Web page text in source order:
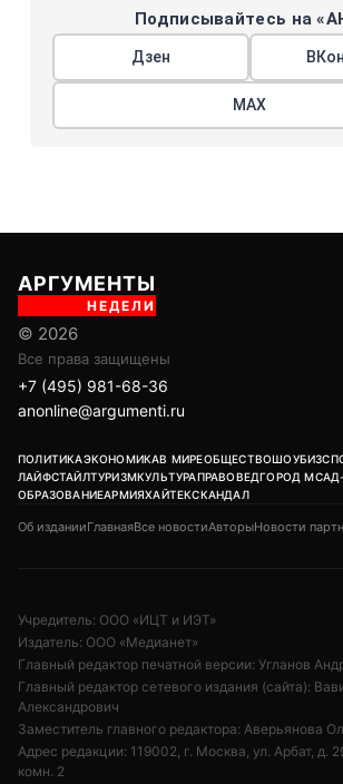
Подписывайтесь на
Дзен
МАХ
АРГУМЕНТЫ
НЕДЕЛИ
© 2026
Все права защищены
+7 (495) 981-68-36
anonline@argumenti.ru
ПОЛИТИКАЭКОНОМИКАВ МИРЕОБЩЕСТВОШОУБИЗ
ЛАЙФСТАЙЛТУРИЗМКУЛЬТУРАПРАВОВЕДГОРОД М
ОБРАЗОВАНИЕАРМИЯХАЙТЕКСКАНДАЛ
Об изданииГлавнаяВсе новостиАвторыНовости
Учредитель: ООО «ИЦТ и ИЭТ»
Издатель: ООО «Медианет»
Главный редактор печатной версии: Угланов
Главный редактор сетевого издания (сайта):
Александрович
Заместитель главного редактора: Аверьянова
Адрес редакции: 119002, г. Москва, ул. Арбат, д.
комн. 2